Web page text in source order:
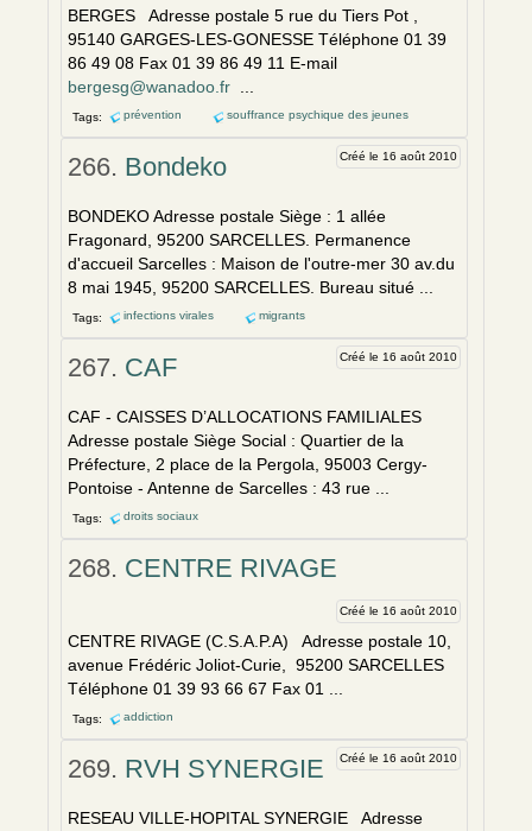
BERGES Adresse postale 5 rue du Tiers Pot ,
95140 GARGES-LES-GONESSE Téléphone 01 39
86 49 08 Fax 01 39 86 49 11 E-mail
bergesg@wanadoo.fr
Tags: prévention souffrance psychique des jeunes
266. Bondeko Créé le 16 août 2010
BONDEKO Adresse postale Siège : 1 allée
Fragonard, 95200 SARCELLES. Permanence
d'accueil Sarcelles : Maison de l'outre-mer 30 av.du
8 mai 1945, 95200 SARCELLES. Bureau situé ...
Tags: infections virales migrants
267. CAF Créé le 16 août 2010
CAF - CAISSES D’ALLOCATIONS FAMILIALES
Adresse postale Siège Social : Quartier de la
Préfecture, 2 place de la Pergola, 95003 Cergy-
Pontoise - Antenne de Sarcelles : 43 rue ...
Tags: droits sociaux
268. CENTRE RIVAGE
Créé le 16 août 2010
CENTRE RIVAGE (C.S.A.P.A) Adresse postale 10,
avenue Frédéric Joliot-Curie, 95200 SARCELLES
Téléphone 01 39 93 66 67 Fax 01 ...
Tags: addiction
269. RVH SYNERGIE Créé le 16 août 2010
RESEAU VILLE-HOPITAL SYNERGIE Adresse